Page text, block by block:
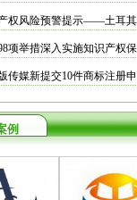
权风险预警提示——土耳
项举措深入实施知识产权
传媒新提交10件商标注册
例